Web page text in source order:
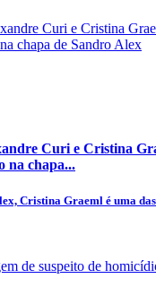
Curi e Cristina
na chapa...
Cristina Graeml é uma